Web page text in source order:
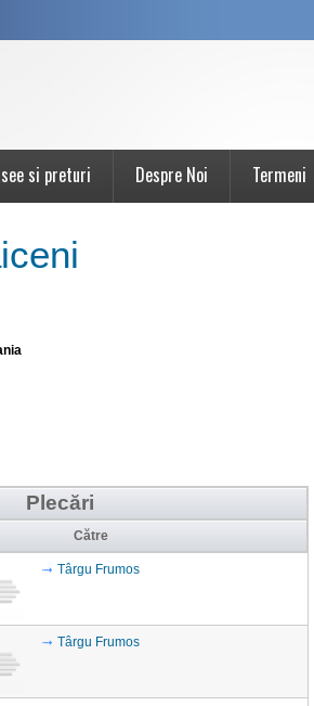
si preturi Despre Noi Termeni
Plecări
Către
Târgu Frumos
Târgu Frumos